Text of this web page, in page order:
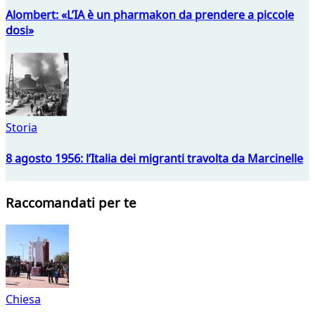
Alombert: «L’IA è un pharmakon da prendere a piccole
dosi»
Storia
8 agosto 1956: l’Italia dei migranti travolta da Marcinelle
Raccomandati per te
Chiesa